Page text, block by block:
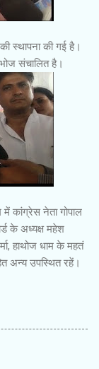
स्थापना की गई है।
भोज संचालित है।
में कांग्रेस नेता गोपाल
के अध्यक्ष महेश
हाथोज धाम के महतं
अन्य उपस्थित रहें।